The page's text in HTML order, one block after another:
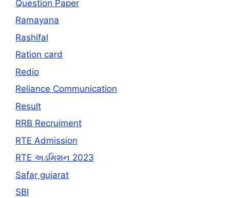
Question Paper
Ramayana
Rashifal
Ration card
Redio
Reliance Communication
Result
RRB Recruiment
RTE Admission
RTE અડમિશન 2023
Safar gujarat
SBI